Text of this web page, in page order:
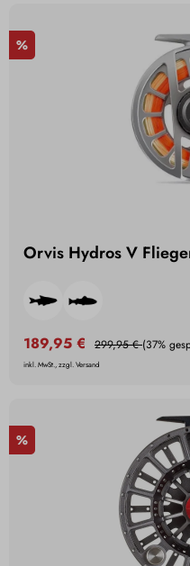
%
Orvis Hydros V
189,95 € 299,95 €(37%
inkl. MwSt., zzgl. Versand
%